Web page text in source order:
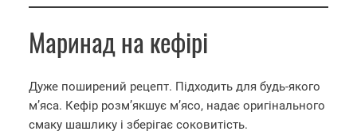
Маринад на кефірі
Дуже поширений рецепт. Підходить для будь-якого
м’яса. Кефір розм’якшує м’ясо, надає оригінального
смаку шашлику і зберігає соковитість.